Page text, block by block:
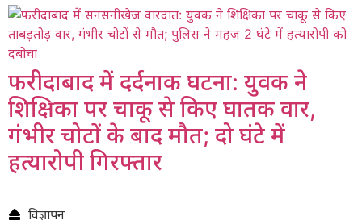
फरीदाबाद में दर्दनाक घटना: युवक ने
शिक्षिका पर चाकू से किए घातक वार,
गंभीर चोटों के बाद मौत; दो घंटे में
हत्यारोपी गिरफ्तार
विज्ञापन